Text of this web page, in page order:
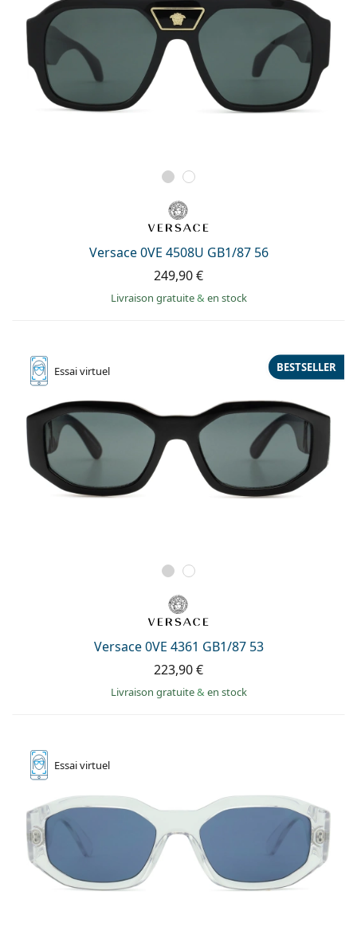
Versace 0VE 4508U GB1/87 56
249,90 €
Livraison gratuite& en stock
Essaivirtuel
Versace 0VE 4361 GB1/87 53
BESTSELLER
223,90 €
Livraison gratuite& en stock
Essaivirtuel